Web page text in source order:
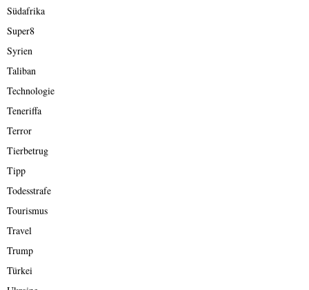
Südafrika
Super8
Syrien
Taliban
Technologie
Teneriffa
Terror
Tierbetrug
Tipp
Todesstrafe
Tourismus
Travel
Trump
Türkei